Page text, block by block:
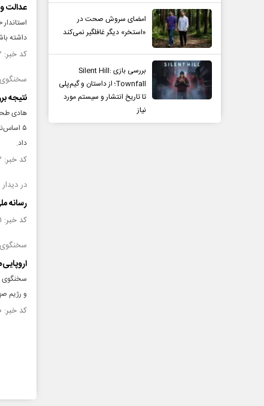
عدالت
داشته
کد خبر: ۱۵۱۹۴۳۲ تاریخ انتشار : ۱۴۰۴/۰۷/۰۱
سخنگوی
نتیجه بررسی ۶ طرح و لایحه مجلس، ۵ اساس‌نامه دولت
داد.
کد خبر: ۱۵۱۸۹۵۳ تاریخ انتشار : ۱۴۰۴/۰۶/۲۹
در
رسانه
کد خبر: ۱۵۱۶۸۷۱ تاریخ انتشار : ۱۴۰۴/۰۶/۱۳
سخنگوی
سخنگوی
و رژیم
کد خبر: ۱۵۱۶۵۳۰ تاریخ انتشار : ۱۴۰۴/۰۶/۱۱
امضای سروش صحت در
«استخر» دیگر غافلگیر نمی‌کند
بررسی بازی Silent Hill:
Townfall؛ از داستان و گیم‌پلی
تا تاریخ انتشار و سیستم مورد
نیاز